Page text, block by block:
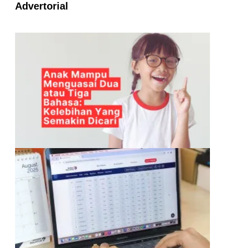
Advertorial
Anak Mampu Menguasai Dua atau Tiga
Bahasa: Kelebihan Yang Semakin Dicari